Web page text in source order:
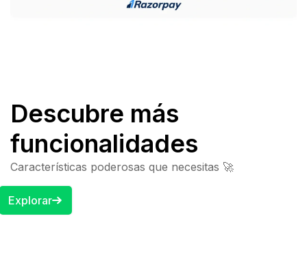
Descubre más
funcionalidades
Características poderosas que necesitas 🚀
Explorar